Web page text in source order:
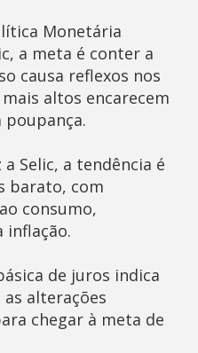
Monetária
a meta é conter a
causa reflexos nos
altos encarecem
Selic, a tendência é
barato, com
consumo,
inflação.
de juros indica
alterações
chegar à meta de